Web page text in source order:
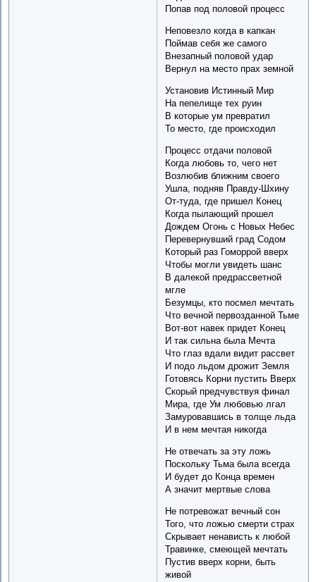
Попав под половой процесс
Неповезло когда в капкан
Поймав себя же самого
Внезапный половой удар
Вернул на место прах земной
Установив Истинный Мир
На пепелище тех руин
В которые ум превратил
То место, где происходил
Процесс отдачи половой
Когда любовь то, чего нет
Возлюбив ближним своего
Ушла, подняв Правду-Шхину
От-туда, где пришел Конец
Когда пылающий прошел
Дождем Огонь с Новых Небес
Перевернувший град Содом
Который раз Гоморрой вверх
Чтобы могли увидеть шанс
В далекой предрассветной
мгле
Безумцы, кто посмел мечтать
Что вечной первозданной Тьме
Вот-вот навек придет Конец
И так сильна была Мечта
Что глаз вдали видит рассвет
И подо льдом дрожит Земля
Готовясь Корни пустить Вверх
Скорый предчувствуя финал
Мира, где Ум любовью лгал
Замуровавшись в толще льда
И в нем мечтая никогда
Не отвечать за эту ложь
Поскольку Тьма была всегда
И будет до Конца времен
А значит мертвые слова
Не потревожат вечный сон
Того, что ложью смерти страх
Скрывает ненависть к любой
Травинке, смеющей мечтать
Пустив вверх корни, быть
живой